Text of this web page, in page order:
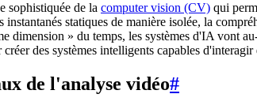
sophistiquée de la computer vision (CV) qui
instantanés statiques de manière isolée, la
dimension » du temps, les systèmes d'IA vont
créer des systèmes intelligents capables
de l'analyse vidéo#